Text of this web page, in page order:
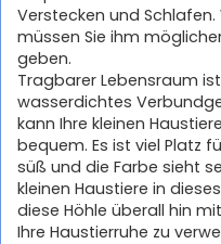
Verstecken und Schlafen.
müssen Sie ihm
geben.
Tragbarer Lebensraum
wasserdichtes
kann Ihre kleinen
bequem. Es ist viel Platz
süß und die Farbe sieht
kleinen Haustiere in
diese Höhle überall hin
Ihre Haustierruhe zu